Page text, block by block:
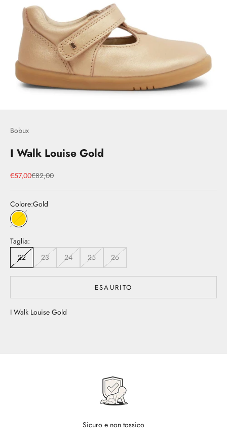
Bobux
I Walk Louise Gold
Prezzo scontato
€57,00Prezzo
€82,00
Colore:Gold
Gold
Taglia:
22
23 24 25 26
ESAURITO
I Walk Louise Gold
Sicuro e non tossico